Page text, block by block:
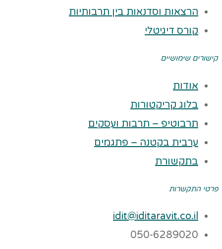
הרצאות וסדנאות בין תרבותיות
קורס דיגיטלי
קישורים שימושיים
אודות
בלוג קריקטורות
תרבוטיפ – תרבות ועסקים
ערבית בקטנה – פתגמים
בתקשורת
פרטי התקשרות
idit@iditaravit.co.il
050-6289020